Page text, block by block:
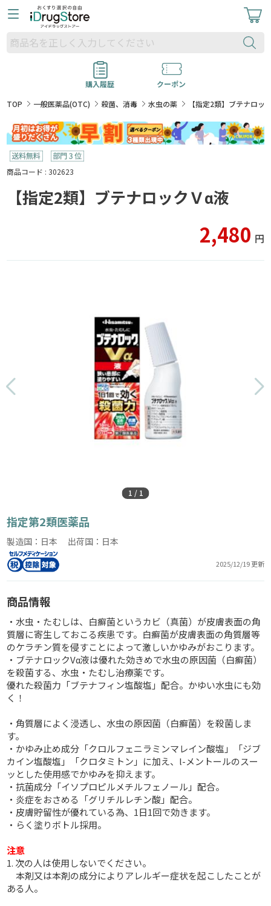
購入履歴
クーポン
TOP
一般医薬品(OTC) 殺菌、消毒 水虫の薬 【指定2類】ブテナロッ
商品コード : 302623
【指定2類】ブテナロックＶα液
2,480 円
1 / 1
指定第2類医薬品
製造国：日本 出荷国：日本
2025/12/19 更新
商品情報
・水虫・たむしは、白癬菌というカビ（真菌）が皮膚表面の角
質層に寄生しておこる疾患です。白癬菌が皮膚表面の角質層等
のケラチン質を侵すことによって激しいかゆみがおこります。
・ブテナロックVα液は優れた効きめで水虫の原因菌（白癬菌）
を殺菌する、水虫・たむし治療薬です。
優れた殺菌力「ブテナフィン塩酸塩」配合。かゆい水虫にも効
く！
・角質層によく浸透し、水虫の原因菌（白癬菌）を殺菌しま
す。
・かゆみ止め成分「クロルフェニラミンマレイン酸塩」「ジブ
カイン塩酸塩」「クロタミトン」に加え、l-メントールのスー
ッとした使用感でかゆみを抑えます。
・抗菌成分「イソプロピルメチルフェノール」配合。
・炎症をおさめる「グリチルレチン酸」配合。
・皮膚貯留性が優れている為、1日1回で効きます。
・らく塗りボトル採用。
注意
1. 次の人は使用しないでください。
本剤又は本剤の成分によりアレルギー症状を起こしたことが
ある人。